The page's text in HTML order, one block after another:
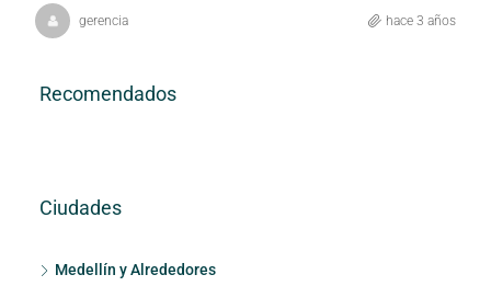
gerencia hace 3 años
Recomendados
Ciudades
Medellín y Alrededores